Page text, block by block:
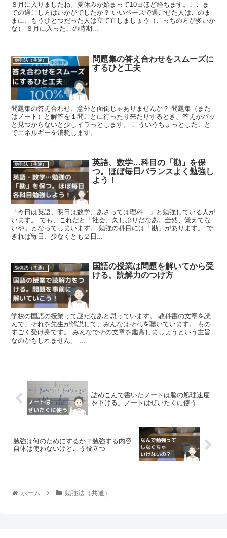
８月に入りましたね。夏休みが始まって10日ほど経ちます。ここま
での過ごし方はいかがでしたか？ いいペースで過ごせた人はこのま
まに、もうひとつだった人は立て直しましょう（こっちの方が多いか
な） ８月に入ったこの時期...
勉強法（共通）
問題集の答え合わせをスムーズに
するひと工夫
問題集の答え合わせ、意外と面倒じゃありませんか？ 問題集（また
はノート）と解答を１問ごとに行ったり来たりするとき、答えがパッ
と見つからないと少しイラっとします。 こういうちょっとしたこと
でエネルギーを消耗します。 ...
勉強法（共通）
英語、数学…科目の「勘」を保
つ。ほぼ毎日バランスよく勉強し
よう！
「今日は英語、明日は数学、あさっては理科…」と勉強している人が
います。 でも、これだと「社会、久しぶりだなあ。全然、覚えてな
いや」となってしまいます。 勉強の科目には「勘」があります。 で
きれば毎日、少なくとも２日...
勉強法（共通）
国語の授業は問題を解いてから受
ける。読解力のつけ方
学校の国語の授業って謎だなあと思っています。 教科書の文章を読
んで、それを先生が解説して、みんなはそれを聴いています。 もの
すごく受け身です。 みんなでその文章を鑑賞しましょうという主旨
なのかもしれません。 ...
詰めこんで書いたノートは脳の処理速度
を下げる。ノートはぜいたくに使う
勉強は何のためにするか？勉強する内容
自体は使わないけどこう役立つ
ホーム 勉強法（共通）